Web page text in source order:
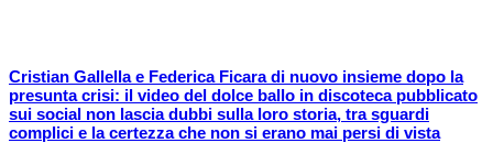
Cristian Gallella e Federica Ficara di nuovo insieme dopo la
presunta crisi: il video del dolce ballo in discoteca pubblicato
sui social non lascia dubbi sulla loro storia, tra sguardi
complici e la certezza che non si erano mai persi di vista